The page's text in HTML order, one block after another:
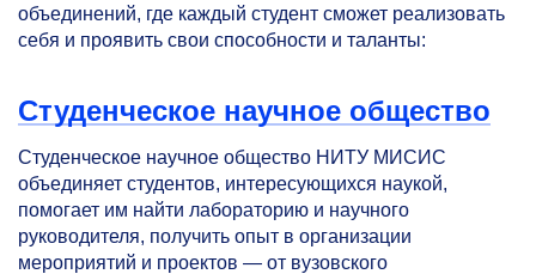
объединений, где каждый студент сможет реализовать
себя и проявить свои способности и таланты:
Студенческое научное общество
Студенческое научное общество НИТУ МИСИС
объединяет студентов, интересующихся наукой,
помогает им найти лабораторию и научного
руководителя, получить опыт в организации
мероприятий и проектов — от вузовского